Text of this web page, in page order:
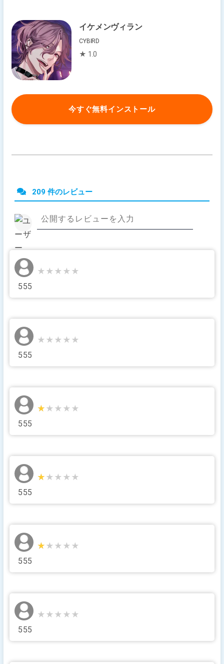
イケメンヴィラン
CYBIRD
★ 1.0
今すぐ無料インストール
209 件のレビュー
★★★★★
★★★★★
555
★★★★★
★★★★★
555
★★★★★
★★★★★
555
★★★★★
★★★★★
555
★★★★★
★★★★★
555
★★★★★
★★★★★
555